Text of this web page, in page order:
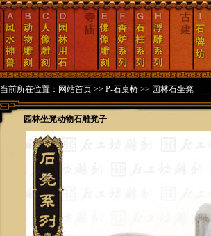
当前所在位置： 网站首页 >> P-石桌椅 >> 园林石坐凳
园林坐凳动物石雕凳子